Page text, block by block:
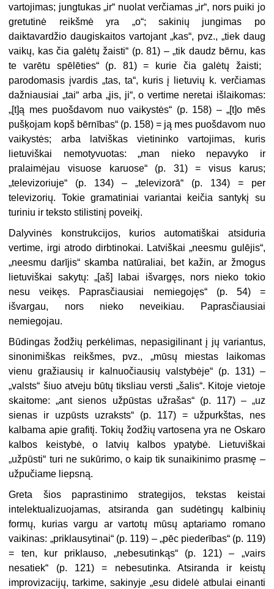
vartojimas; jungtukas „ir“ nuolat verčiamas „ir“, nors puiki jo
gretutinė reikšmė yra „o“; sakinių jungimas po
daiktavardžio daugiskaitos vartojant „kas“, pvz., „tiek daug
vaikų, kasčia galėtų žaisti“ (p. 81) – „tik daudz bērnu, kas
te varētu spēlēties“ (p. 81) =
kurie čia galėtų žaisti;
parodomasis įvardis „tas, ta“, kuris į lietuvių k. verčiamas
dažniausiai „tai“ arba „jis, ji“, o vertime neretai išlaikomas:
„[t]ą mes puošdavom nuo vaikystės“ (p. 158) – „[t]o mēs
pušķojam kopš bērnības“ (p. 158) = ją mes puošdavom nuo
vaikystės; arba latviškas vietininko vartojimas, kuris
lietuviškai nemotyvuotas: „man nieko nepavyko ir
pralaimėjauvisuose karuose“ (p. 31) = visus karus;
„televizoriuje“ (p. 134) – „televizorā“ (p. 134) = per
televizorių. Tokie gramatiniai variantai keičia santykį su
turiniu ir teksto stilistinį poveikį.
Dalyvinės konstrukcijos, kurios automatiškai atsiduria
vertime, irgi atrodo dirbtinokai. Latviškai „neesmu gulējis“,
„neesmu darījis“ skamba natūraliai, bet kažin, ar žmogus
lietuviškai sakytų: „[aš] labai išvargęs, nors nieko tokio
nesu veikęs. Paprasčiausiai nemiegojęs“ (p. 54) =
išvargau, nors nieko neveikiau. Paprasčiausiai
nemiegojau.
Būdingas žodžių perkėlimas, nepasigilinant į jų variantus,
sinonimiškas reikšmes, pvz., „mūsų miestas laikomas
vienu gražiausių ir kalnuočiausių valstybėje“ (p. 131) –
„valsts“ šiuo atveju būtų tiksliau versti „šalis“. Kitoje vietoje
skaitome: „ant sienos užpūstasužrašas“ (p. 117) – „uz
sienas ir uzpūsts uzraksts“ (p. 117) = užpurkštas, nes
kalbama apie grafitį. Tokių žodžių vartosena yra ne Oskaro
kalbos keistybė, o latvių kalbos ypatybė. Lietuviškai
„užpūsti“ turi ne sukūrimo, o kaip tik sunaikinimo prasmę –
užpučiame liepsną.
Greta šios paprastinimo strategijos, tekstas keistai
intelektualizuojamas, atsiranda gan sudėtingų kalbinių
formų, kurias vargu ar vartotų mūsų aptariamo romano
vaikinas: „priklausytinai“ (p. 119) – „pēc piederības“ (p. 119)
= ten, kur priklauso, „nebesutinkąs“ (p. 121) – „vairs
nesatiek“ (p. 121) = nebesutinka. Atsiranda ir keistų
improvizacijų, tarkime, sakinyje „esu didelė atbulai einanti